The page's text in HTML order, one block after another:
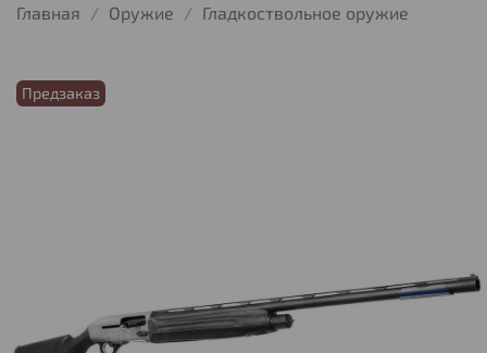
Главная Оружие Гладкоствольное оружие
Предзаказ